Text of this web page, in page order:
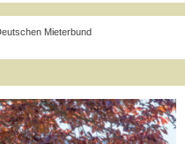
Mieterbund